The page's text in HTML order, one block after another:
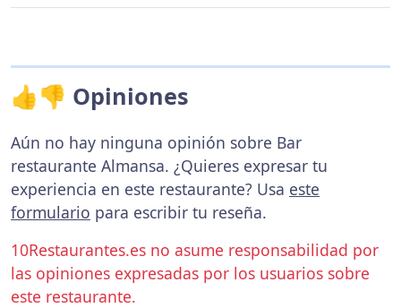
👍👎 Opiniones
Aún no hay ninguna opinión sobre Bar
restaurante Almansa. ¿Quieres expresar tu
experiencia en este restaurante? Usa este
formulario para escribir tu reseña.
10Restaurantes.es no asume responsabilidad por
las opiniones expresadas por los usuarios sobre
este restaurante.